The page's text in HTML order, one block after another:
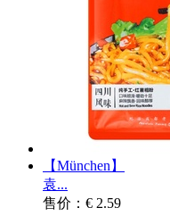
【München】
袁...
售价：€ 2.59